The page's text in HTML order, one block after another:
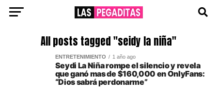
All posts tagged "seidy la niña"
ENTRETENIMIENTO 1 año ago
Seydi La Niña rompe el silencio y revela
que ganó mas de $160,000 en OnlyFans:
“Dios sabrá perdonarme”